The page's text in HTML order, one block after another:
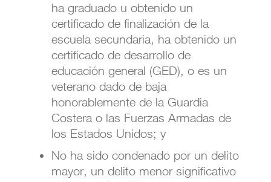
ha graduado u obtenido un
certificado de finalización de la
escuela secundaria, ha obtenido un
certificado de desarrollo de
educación general (GED), o es un
veterano dado de baja
honorablemente de la Guardia
Costera o las Fuerzas Armadas de
los Estados Unidos; y
No ha sido condenado por un delito
mayor, un delito menor significativo